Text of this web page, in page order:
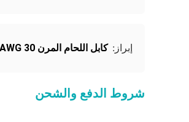
إبراز: كابل اللحام المرن 30 AWG
شروط الدفع والشحن